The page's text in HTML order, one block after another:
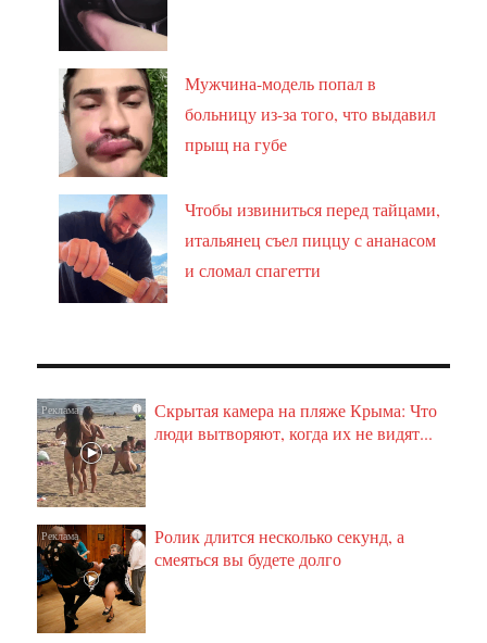
Мужчина-модель попал в
больницу из-за того, что выдавил
прыщ на губе
Чтобы извиниться перед тайцами,
итальянец съел пиццу с ананасом
и сломал спагетти
i
Скрытая камера на пляже Крыма: Что
люди вытворяют, когда их не видят...
i
Ролик длится несколько секунд, а
смеяться вы будете долго